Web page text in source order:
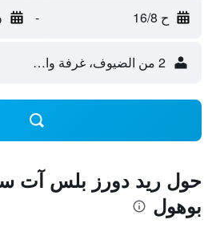
ح 16/8 -
2 من الضيوف، غرفة واحدة
حول ريد دورز بلس آت سلا
بوهول